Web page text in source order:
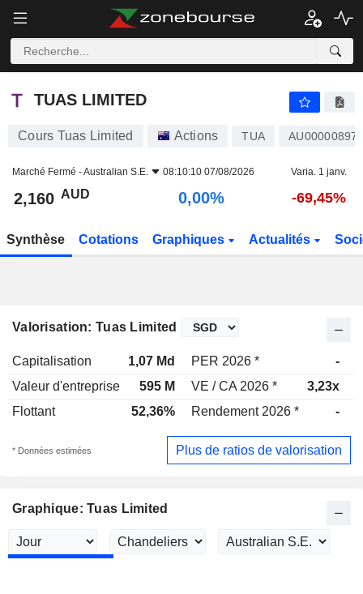
TUAS LIMITED
TUAS LIMITED
Cours Tuas Limited Actions TUA
Marché Fermé -Australian S.E. 08:10:10 07/08/2026 Varia. 1 janv.
2,160 AUD 0,00% -69,45%
Synthèse Cotations Graphiques Actualités
Valorisation: Tuas Limited
Capitalisation 1,07 Md PER 2026 * -
Valeur d'entreprise
595 M VE / CA 2026 * 3,23x
Flottant
52,36% Rendement 2026 * -
* Données estimées Plus de ratios de valorisation
Graphique: Tuas Limited